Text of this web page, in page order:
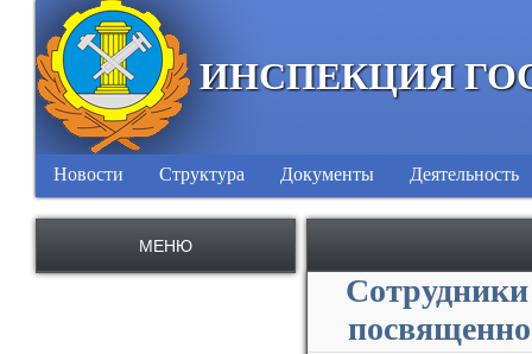
ИНСПЕКЦИЯ
Новости Структура Документы Деятельность
МЕНЮ